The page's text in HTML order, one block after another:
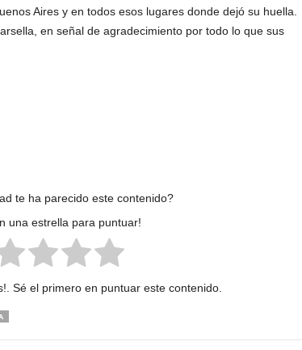
Aires y en todos esos lugares donde dejó su huella.
en señal de agradecimiento por todo lo que sus
te ha parecido este contenido?
una estrella para puntuar!
Sé el primero en puntuar este contenido.